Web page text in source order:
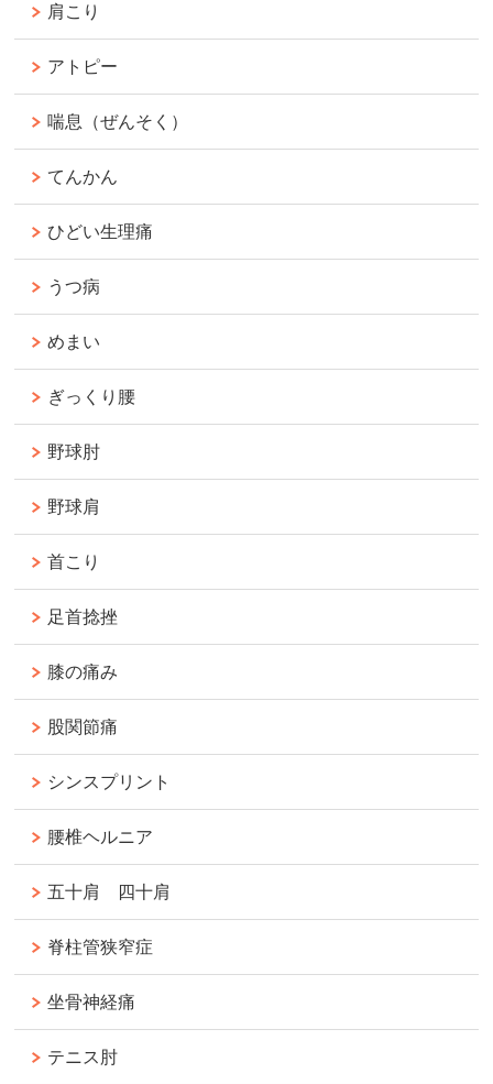
肩こり
アトピー
喘息（ぜんそく）
てんかん
ひどい生理痛
うつ病
めまい
ぎっくり腰
野球肘
野球肩
首こり
足首捻挫
膝の痛み
股関節痛
シンスプリント
腰椎ヘルニア
五十肩 四十肩
脊柱管狭窄症
坐骨神経痛
テニス肘